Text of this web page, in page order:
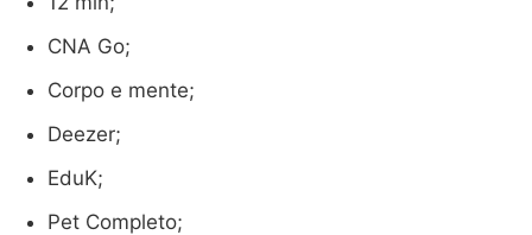
CNA Go;
Corpo e mente;
Deezer;
EduK;
Pet Completo;